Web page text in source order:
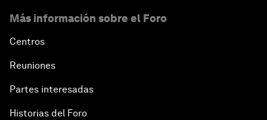
Más información sobre el Foro
Centros
Reuniones
Partes interesadas
Historias del Foro